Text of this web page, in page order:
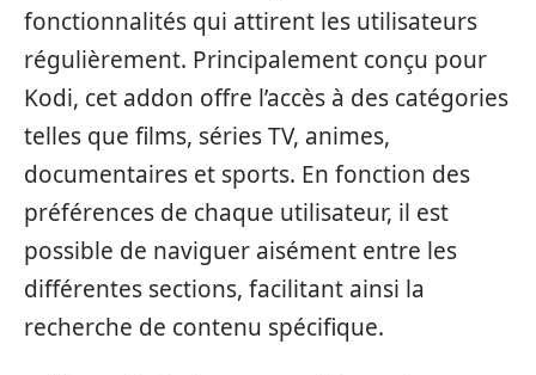
fonctionnalités qui attirent les utilisateurs
régulièrement. Principalement conçu pour
Kodi, cet addon offre l’accès à des catégories
telles que films, séries TV, animes,
documentaires et sports. En fonction des
préférences de chaque utilisateur, il est
possible de naviguer aisément entre les
différentes sections, facilitant ainsi la
recherche de contenu spécifique.